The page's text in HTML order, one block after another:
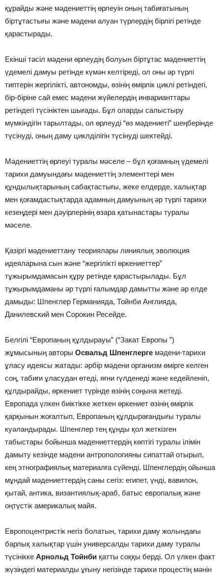
құрайды және мәдениеттің өрлеуін оның табиғатының
біртұтастығы және мәдени алуан түрлердің бірлігі ретінде
қарастырады.
Екінші тәсіл мәдени өрлеудің болуын біртұтас мәдениеттің
үдемелі дамуы ретінде күмән келтіреді, ол оны әр түрлі
типтерін жергілікті, автономды, өзінің өмірлік циклі ретіндегі,
бір-біріне сай емес мәдени жүйелердің инварианттары
ретіндегі түсініктен шығады. Бұл оларды салыстыру
мүмкіндігін тарылтады, ол өрлеуді “өз мәдениеті” шеңберінде
түсінуді, оның даму циклділігін түсінуді шектейді.
Мәдениеттің өрлеуі туралы мәселе – бұл қоғамның үдемелі
тарихи дамуындағы мәдениеттің элементтері мен
құндылықтарының сабақтастығы, жеке елдерде, халықтар
мен қоғамдастықтарда адамның дамуының әр түрлі тарихи
кезеңдері мен дәуірлерінің өзара қатынастары туралы
мәселе.
Қазіргі мәдениеттану теориялары линиялық эволюция
идеяларына сын және “жергілікті өркениеттер”
тұжырымдамасын құру ретінде қарастырылады. Бұл
тұжырымдаманы әр түрлі ғалымдар дамытты және әр елде
дамыды: Шпенглер Германияда, Тойнби Англияда,
Данилевский мен Сорокин Ресейде.
Белгілі “Европаның құлдырауы” (“Закат Европы ”)
жұмысының авторы Освальд Шпенглерге мәдени-тарихи
ұласу идеясы жатады: әрбір мәдени организм өмірге келген
соң, табиғи ұласудан өтеді, яғни гүлденеді және кедейленіп,
құлдырайды, өркениет түрінде өзінің соңына жетеді.
Европада үлкен биіктікке жеткен өркениет өзінің өмірлік
қарқынын жоғалтып, Европаның құлдырағандығы туралы
куәландырады. Шпенглер тең құнды қол жеткізген
табыстары бойынша мәдениеттердің көптігі туралы ілімін
дамыту кезінде мәдени антропологияны сипаттай отырып,
кең этнографиялық материалға сүйенді. Шпенглердің ойынша
мұндай мәдениеттердің саны сегіз: египет, үнді, вавилон,
қытай, антика, византиялық-араб, батыс европалық және
оңтүстік америкалық майя.
Европоцентристік негіз болатын, тарихи даму жолындағы
барлық халықтар үшін универсалды тарихи даму туралы
түсінікке Арнольд Тойнби қатты соққы берді. Ол үлкен факт
жүзіндегі материалды ұғыну негізінде тарихи процестің мәнін